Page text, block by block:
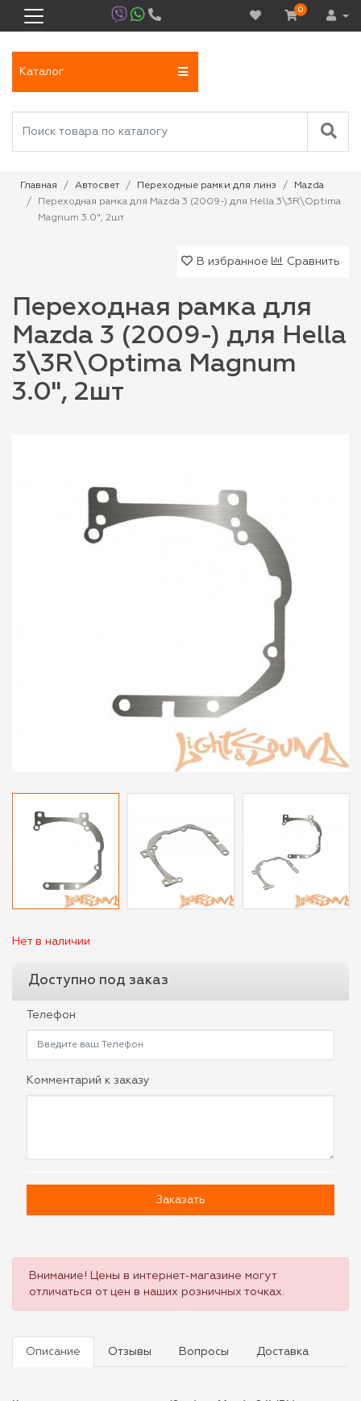
0
Каталог
Главная Автосвет Переходные рамки для линз
Mazda
Переходная рамка для Mazda 3 (2009-) для Hella 3\3R\Optima
Magnum 3.0", 2шт
В избранное Сравнить
Переходная рамка для
Mazda 3 (2009-) для Hella
3\3R\Optima Magnum
3.0", 2шт
Нет в наличии
Доступно под заказ
Телефон
Комментарий к заказу
Заказать
Внимание! Цены в интернет-магазине могут
отличаться от цен в наших розничных точках.
Описание Отзывы Вопросы Доставка